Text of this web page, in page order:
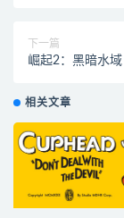
下一篇
崛起2：黑暗水域
相关文章